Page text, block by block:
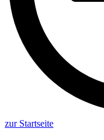
zur Startseite